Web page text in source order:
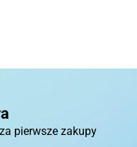
pierwsze zakupy